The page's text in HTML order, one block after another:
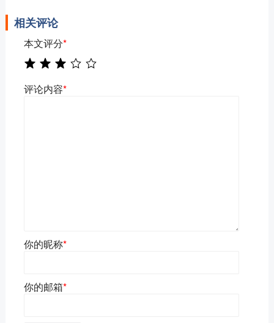
相关评论
本文评分*
评论内容*
你的昵称*
你的邮箱*